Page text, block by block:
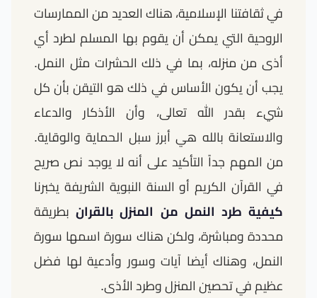
في ثقافتنا الإسلامية، هناك العديد من الممارسات
الروحية التي يمكن أن يقوم بها المسلم لطرد أي
أذى من منزله، بما في ذلك الحشرات مثل النمل.
يجب أن يكون الأساس في ذلك هو التيقن بأن كل
شيء بقدر الله تعالى، وأن الأذكار والدعاء
والاستعانة بالله هي أبرز سبل الحماية والوقاية.
من المهم جداً التأكيد على أنه لا يوجد نص صريح
في القرآن الكريم أو السنة النبوية الشريفة يخبرنا
كيفية طرد النمل من المنزل بالقرانبطريقة
محددة ومباشرة، ولكن هناك سورة اسمها سورة
النمل، وهناك أيضا آيات وسور وأدعية لها فضل
عظيم في تحصين المنزل وطرد الأذى.